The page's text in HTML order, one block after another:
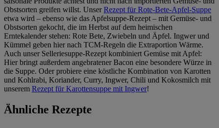
Obstsorten greifen willst. UnserRezept für Rote-Bete-Apfel-Suppe
etwa wird – ebenso wie das Apfelsuppe-Rezept – mit Gemüse- und
Obstsorten gekocht, die im Herbst auf dem heimischen
Erntekalender stehen: Rote Bete, Zwiebeln und Äpfel. Ingwer und
Kümmel geben hier nach TCM-Regeln die Extraportion Wärme.
Auch unser Selleriesuppe-Rezept kombiniert Gemüse mit Apfel:
Hier bringt außerdem angebratener Bacon eine besondere Würze in
die Suppe. Oder probiere eine köstliche Kombination von Karotten
und Kohlrabi, Koriander, Curry, Ingwer, Chili und Kokosmilch mit
unserem Rezept für Karottensuppe mit Ingwer!
Ähnliche Rezepte